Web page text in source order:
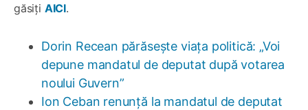
găsiți AICI.
Dorin Recean părăsește viața politică: „Voi
depune mandatul de deputat după votarea
noului Guvern”
Ion Ceban renunță la mandatul de deputat